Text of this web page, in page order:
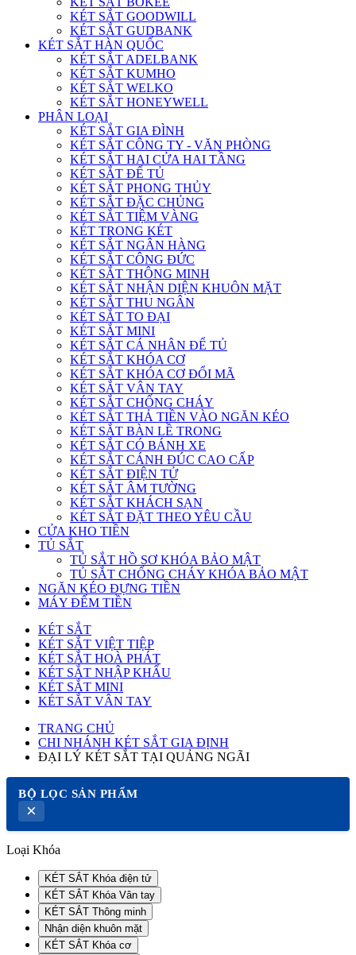
KÉT SẮT GOODWILL
KÉT SẮT GUDBANK
KÉT SẮT HÀN QUỐC
KÉT SẮT ADELBANK
KÉT SẮT KUMHO
KÉT SẮT WELKO
KÉT SẮT HONEYWELL
PHÂN LOẠI
KÉT SẮT GIA ĐÌNH
KÉT SẮT CÔNG TY - VĂN PHÒNG
KÉT SẮT HAI CỬA HAI TẦNG
KÉT SẮT ĐỂ TỦ
KÉT SẮT PHONG THỦY
KÉT SẮT ĐẶC CHỦNG
KÉT SẮT TIỆM VÀNG
KÉT TRONG KÉT
KÉT SẮT NGÂN HÀNG
KÉT SẮT CÔNG ĐỨC
KÉT SẮT THÔNG MINH
KÉT SẮT NHẬN DIỆN KHUÔN MẶT
KÉT SẮT THU NGÂN
KÉT SẮT TO ĐẠI
KÉT SẮT MINI
KÉT SẮT CÁ NHÂN ĐỂ TỦ
KÉT SẮT KHÓA CƠ
KÉT SẮT KHÓA CƠ ĐỔI MÃ
KÉT SẮT VÂN TAY
KÉT SẮT CHỐNG CHÁY
KÉT SẮT THẢ TIỀN VÀO NGĂN KÉO
KÉT SẮT BÀN LỀ TRONG
KÉT SẮT CÓ BÁNH XE
KÉT SẮT CÁNH ĐÚC CAO CẤP
KÉT SẮT ĐIỆN TỬ
KÉT SẮT ÂM TƯỜNG
KÉT SẮT KHÁCH SẠN
KÉT SẮT ĐẶT THEO YÊU CẦU
CỬA KHO TIỀN
TỦ SẮT
TỦ SẮT HỒ SƠ KHÓA BẢO MẬT
TỦ SẮT CHỐNG CHÁY KHÓA BẢO MẬT
NGĂN KÉO ĐỰNG TIỀN
MÁY ĐẾM TIỀN
KÉT SẮT
KÉT SẮT VIỆT TIỆP
KÉT SẮT HOÀ PHÁT
KÉT SẮT NHẬP KHẨU
KÉT SẮT MINI
KÉT SẮT VÂN TAY
TRANG CHỦ
CHI NHÁNH KÉT SẮT GIA ĐỊNH
ĐẠI LÝ KÉT SẮT TẠI QUẢNG NGÃI
BỘ LỌC SẢN PHẨM
×
Loại Khóa
KÉT SẮT Khóa điện tử
KÉT SẮT Khóa Vân tay
KÉT SẮT Thông minh
Nhận diện khuôn mặt
KÉT SẮT Khóa cơ